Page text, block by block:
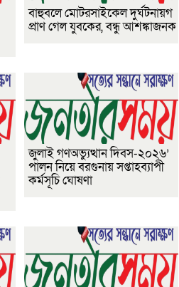
বাহুবলে মোটরসাইকেল দুর্ঘটনায়গ
প্রাণ গেল যুবকের, বন্ধু আশঙ্কাজনক
জুলাই গণঅভ্যুত্থান দিবস-২০২৬’
পালন নিয়ে বরগুনায় সপ্তাহব্যাপী
কর্মসূচি ঘোষণা